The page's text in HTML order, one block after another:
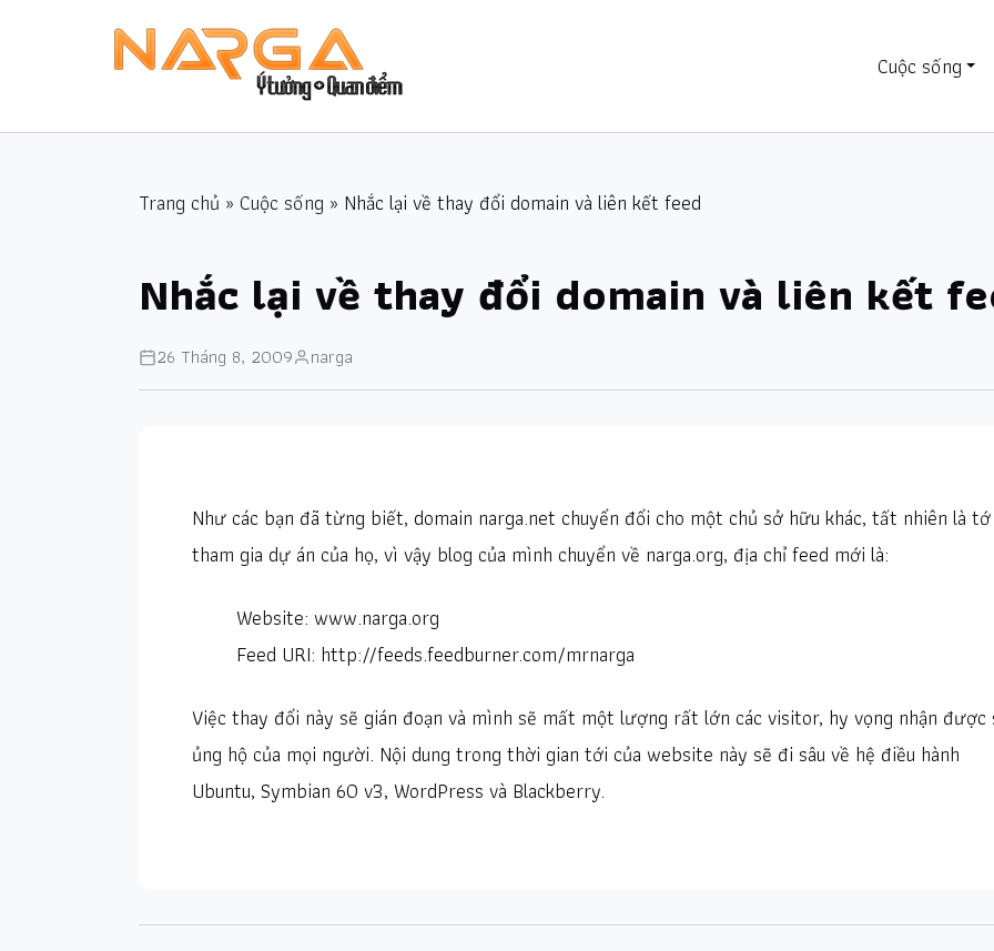
Cuộc sống
Trang chủ » Cuộc sống » Nhắc lại về thay đổi domain và liên kết feed
Nhắc lại về thay đổi domain và liên kết
26 Tháng 8, 2009 narga
Như các bạn đã từng biết, domain narga.net chuyển đổi cho một chủ sở hữu khác, tất nhiên là
tham gia dự án của họ, vì vậy blog của mình chuyển về narga.org, địa chỉ feed mới là:
Website: www.narga.org
Feed URI: http://feeds.feedburner.com/mrnarga
Việc thay đổi này sẽ gián đoạn và mình sẽ mất một lượng rất lớn các visitor, hy vọng nhận được
ủng hộ của mọi người. Nội dung trong thời gian tới của website này sẽ đi sâu về hệ điều hành
Ubuntu, Symbian 60 v3, WordPress và Blackberry.